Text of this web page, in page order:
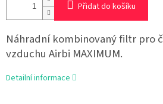
Přidat do košíku
Náhradní kombinovaný filtr pro
vzduchu Airbi MAXIMUM.
Detailní informace